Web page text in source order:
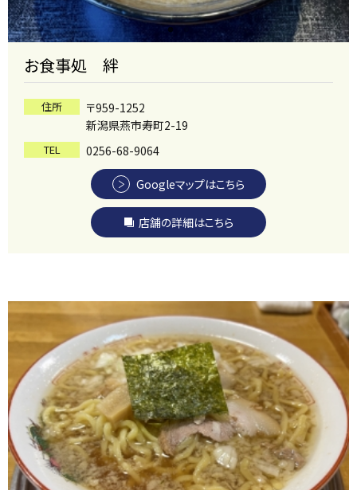
お食事処 絆
住所
〒959-1252
新潟県燕市寿町2-19
TEL 0256-68-9064
Googleマップはこちら
店舗の詳細はこちら